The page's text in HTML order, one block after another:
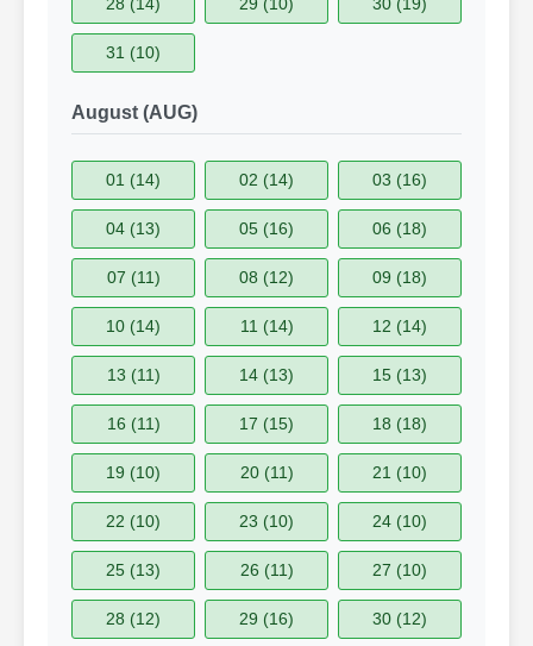
28 (14) 29 (10) 30 (19)
31 (10)
August (AUG)
01 (14) 02 (14) 03 (16)
04 (13) 05 (16) 06 (18)
07 (11) 08 (12) 09 (18)
10 (14) 11 (14) 12 (14)
13 (11) 14 (13) 15 (13)
16 (11) 17 (15) 18 (18)
19 (10) 20 (11) 21 (10)
22 (10) 23 (10) 24 (10)
25 (13) 26 (11) 27 (10)
28 (12) 29 (16) 30 (12)